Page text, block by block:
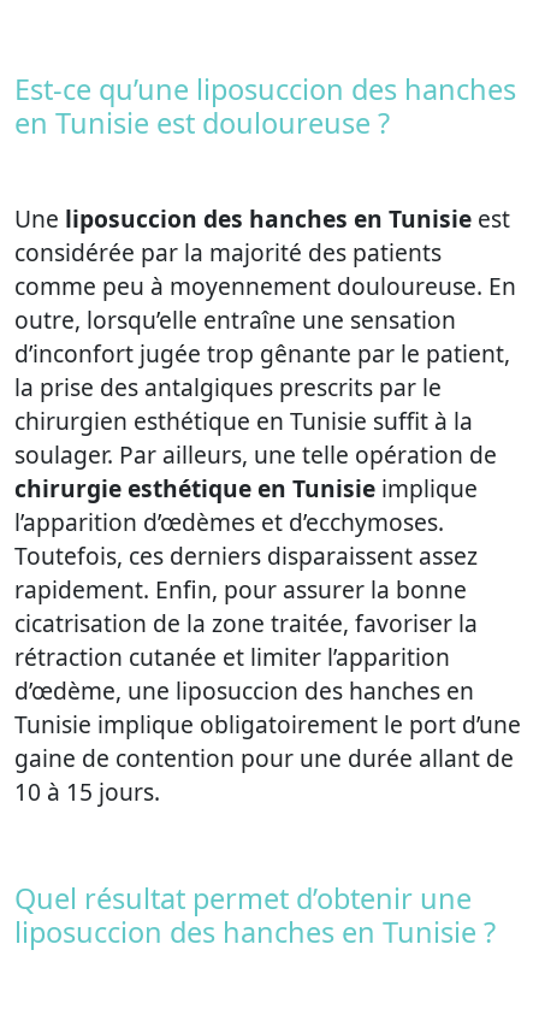
Est-ce qu’une liposuccion des hanches
en Tunisie est douloureuse ?
Une liposuccion des hanches en Tunisie est
considérée par la majorité des patients
comme peu à moyennement douloureuse. En
outre, lorsqu’elle entraîne une sensation
d’inconfort jugée trop gênante par le patient,
la prise des antalgiques prescrits par le
chirurgien esthétique en Tunisie suffit à la
soulager. Par ailleurs, une telle opération de
chirurgie esthétique en Tunisie implique
l’apparition d’œdèmes et d’ecchymoses.
Toutefois, ces derniers disparaissent assez
rapidement. Enfin, pour assurer la bonne
cicatrisation de la zone traitée, favoriser la
rétraction cutanée et limiter l’apparition
d’œdème, une liposuccion des hanches en
Tunisie implique obligatoirement le port d’une
gaine de contention pour une durée allant de
10 à 15 jours.
Quel résultat permet d’obtenir une
liposuccion des hanches en Tunisie ?